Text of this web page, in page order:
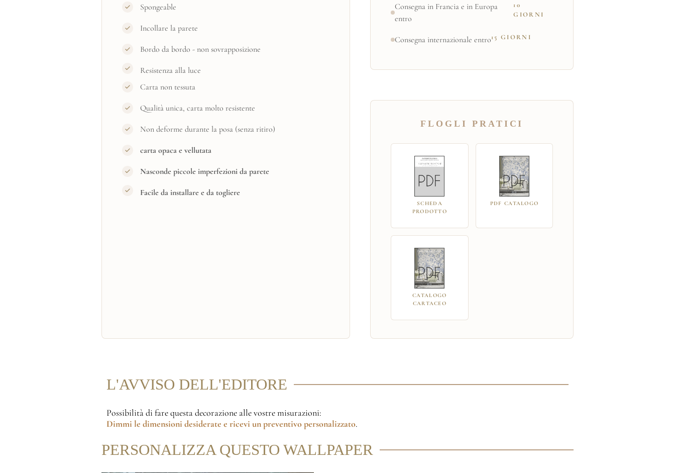
Spongeable
Incollare la parete
Bordo da bordo - non sovrapposizione
Resistenza alla luce
Carta non tessuta
Qualità unica, carta molto resistente
Non deforme durante la posa (senza ritiro)
carta opaca e vellutata
Nasconde piccole imperfezioni da parete
Facile da installare e da togliere
Consegna in Francia e in Europa
entro
10
GIORNI
Consegna internazionale entro15 GIORNI
FLOGLI PRATICI
SCHEDA
PRODOTTO
PDF CATALOGO
CATALOGO
CARTACEO
L'AVVISO DELL'EDITORE
Possibilità di fare questa decorazione alle vostre misurazioni:
Dimmi le dimensioni desiderate e ricevi un preventivo personalizzato.
PERSONALIZZA QUESTO WALLPAPER